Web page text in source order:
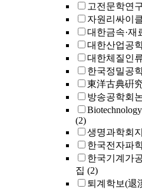
고전문학연
자원리싸이
대한금속·재
대한산업공
대한체질인
한국정밀공
東洋古典硏
방송공학회
(2)
생명과학회지
한국전자파
한국기계가
집 (2)
퇴계학보(退